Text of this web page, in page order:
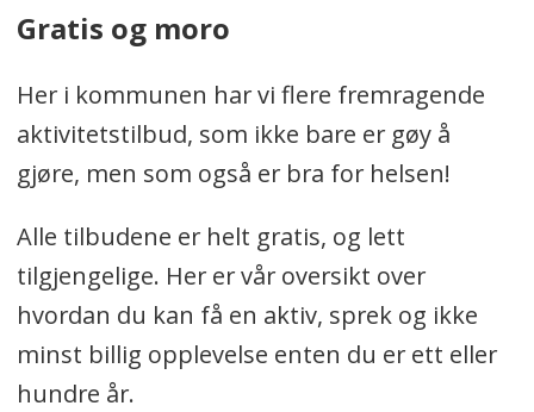
Gratis og moro
Her i kommunen har vi flere fremragende
aktivitetstilbud, som ikke bare er gøy å
gjøre, men som også er bra for helsen!
Alle tilbudene er helt gratis, og lett
tilgjengelige. Her er vår oversikt over
hvordan du kan få en aktiv, sprek og ikke
minst billig opplevelse enten du er ett eller
hundre år.